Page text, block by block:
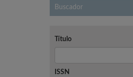
Buscador
Título
ISSN